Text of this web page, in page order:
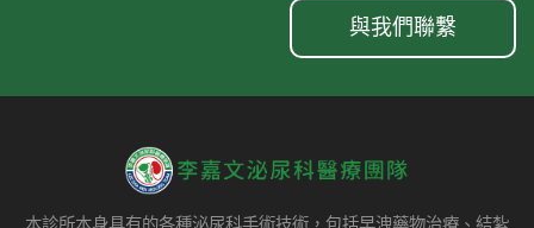
與我們聯繫
本診所本身具有的各種泌尿科手術技術，包括早洩藥物治療、結紮